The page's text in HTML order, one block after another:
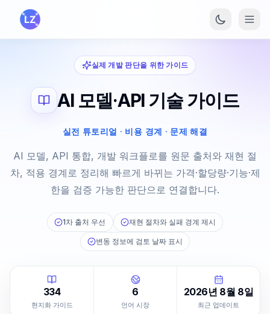
본문으로 건너뛰기
실제 개발 판단을 위한 가이드
AI 모델·API 기술 가이드
실전 튜토리얼 · 비용 경계 · 문제 해결
AI 모델, API 통합, 개발 워크플로를 원문 출처와 재현 절
차, 적용 경계로 정리해 빠르게 바뀌는 가격·할당량·기능·제
한을 검증 가능한 판단으로 연결합니다.
1차 출처 우선 재현 절차와 실패 경계 제시
변동 정보에 검토 날짜 표시
334
현지화 가이드
6
언어 시장
2026년 8월 8일
최근 업데이트